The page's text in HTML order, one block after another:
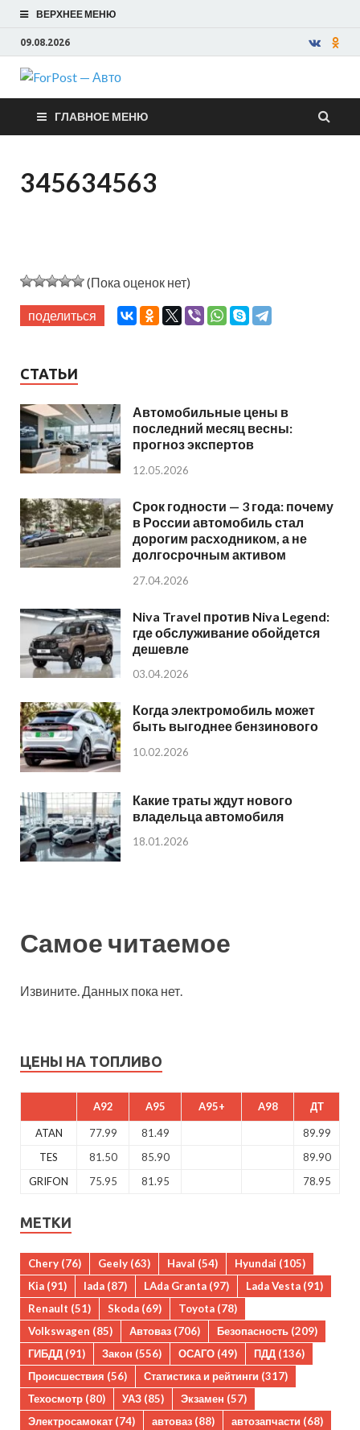
ВЕРХНЕЕ МЕНЮ
09.08.2026
ForPost —
Авто
ГЛАВНОЕ МЕНЮ
345634563
(Пока оценок нет)
поделиться
СТАТЬИ
Автомобильные цены в
последний месяц весны:
прогноз экспертов
12.05.2026
Срок годности — 3 года: почему
в России автомобиль стал
дорогим расходником, а не
долгосрочным активом
27.04.2026
Niva Travel против Niva Legend:
где обслуживание обойдется
дешевле
03.04.2026
Когда электромобиль может
быть выгоднее бензинового
10.02.2026
Какие траты ждут нового
владельца автомобиля
18.01.2026
Самое читаемое
Извините. Данных пока нет.
ЦЕНЫ НА ТОПЛИВО
A92 A95 A95+ A98 ДТ
ATAN 77.99 81.49
89.99
TES
81.50 85.90
89.90
GRIFON
75.95 81.95 78.95
МЕТКИ
Chery (76) Geely (63) Haval (54) Hyundai (105)
Kia (91) lada (87) LAda Granta (97) Lada Vesta (91)
Renault (51) Skoda (69) Toyota (78)
Volkswagen (85) Автоваз (706) Безопасность (209)
ГИБДД (91) Закон (556) ОСАГО (49) ПДД (136)
Происшествия (56) Статистика и рейтинги (317)
Техосмотр (80) УАЗ (85) Экзамен (57)
Электросамокат (74) автоваз (88) автозапчасти (68)